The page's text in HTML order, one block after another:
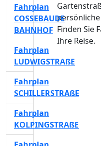
Finden Sie
Ihre Reise.
Fahrplan
COSSEBAUDE
BAHNHOF
Fahrplan
LUDWIGSTRAßE
Fahrplan
SCHILLERSTRAßE
Fahrplan
KOLPINGSTRAßE